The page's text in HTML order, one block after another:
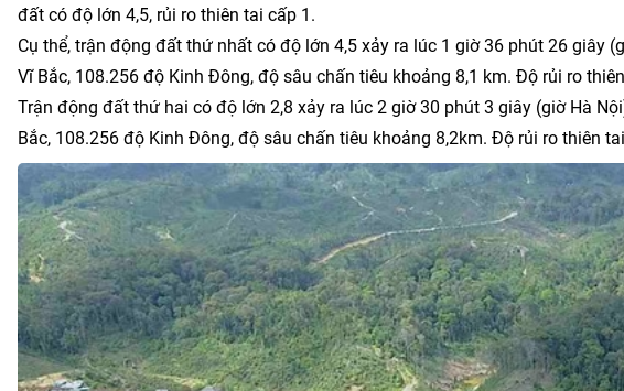
đất có độ lớn 4,5, rủi ro thiên tai cấp 1.
Cụ thể, trận động đất thứ nhất có độ lớn 4,5 xảy ra lúc 1 giờ 36 phút 26 giây
Vĩ Bắc, 108.256 độ Kinh Đông, độ sâu chấn tiêu khoảng 8,1 km. Độ rủi ro
Trận động đất thứ hai có độ lớn 2,8 xảy ra lúc 2 giờ 30 phút 3 giây (giờ Hà
Bắc, 108.256 độ Kinh Đông, độ sâu chấn tiêu khoảng 8,2km. Độ rủi ro thiên